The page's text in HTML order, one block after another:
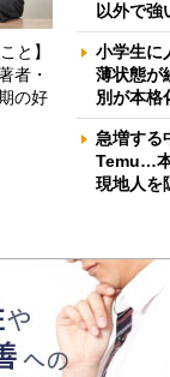
と】
者・
の好
以外で強
小学生に
薄状態が
別が本格
急増する
Temu…
現地人を